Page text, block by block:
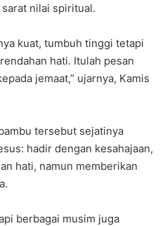
nilai spiritual.
kuat, tumbuh tinggi tetapi
hati. Itulah pesan
jemaat,” ujarnya, Kamis
tersebut sejatinya
hadir dengan kesahajaan,
hati, namun memberikan
berbagai musim juga